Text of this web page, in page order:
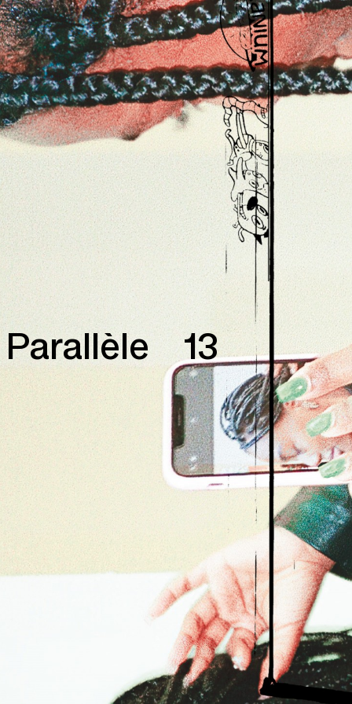
Parallèle 13